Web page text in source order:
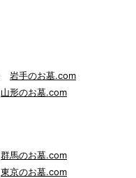
岩手のお墓.com
山形のお墓.com
群馬のお墓.com
東京のお墓.com